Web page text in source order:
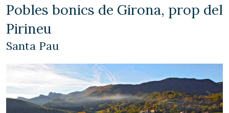
Pobles bonics de Girona, prop del
Pirineu
Santa Pau